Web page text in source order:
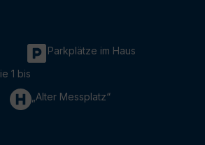
Parkplätze im Haus
1 bis
„Alter Messplatz“